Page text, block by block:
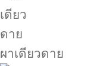
ผาเดียวดาย